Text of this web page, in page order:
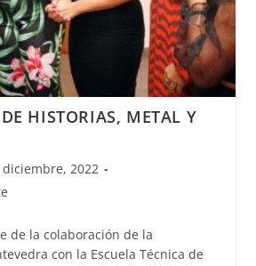
HISTORIAS, METAL Y
diciembre, 2022
de la colaboración de la
con la Escuela Técnica de